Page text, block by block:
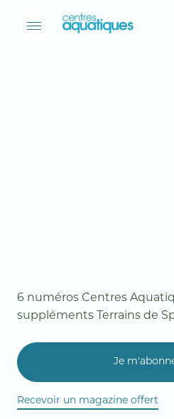
6 numéros Centres
suppléments Terrains de
Je
Recevoir un magazine offert